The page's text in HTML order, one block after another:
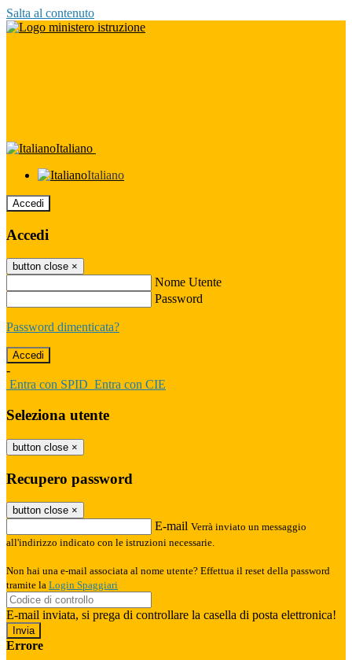
Salta al contenuto
Italiano
Italiano
Accedi
Accedi
button close ×
Nome Utente
Password
Password dimenticata?
-
Entra con SPID Entra con CIE
Seleziona utente
button close ×
Recupero password
button close ×
E-mail Verrà inviato un messaggio
all'indirizzo indicato con le istruzioni necessarie.
Non hai una e-mail associata al nome utente? Effettua il reset della password
tramite la Login Spaggiari
E-mail inviata, si prega di controllare la casella di posta elettronica!
Errore